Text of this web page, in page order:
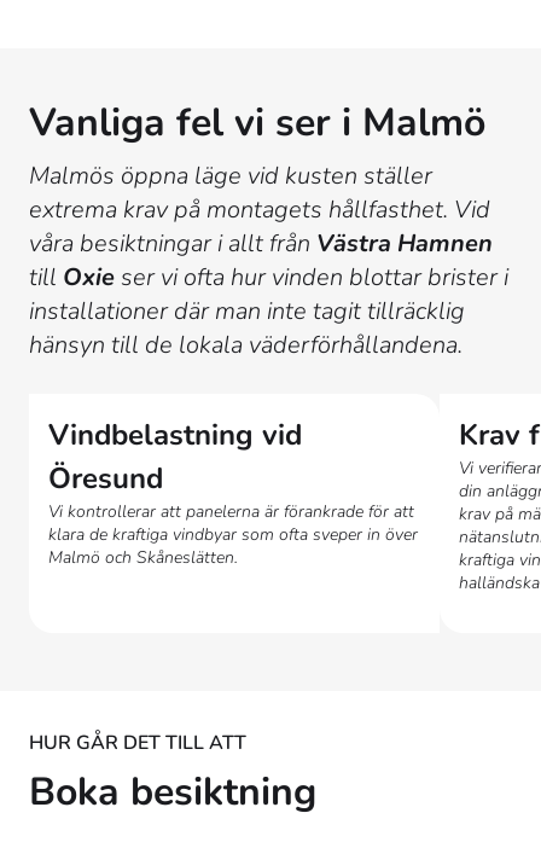
Vanliga fel vi ser i Malmö
Malmös öppna läge vid kusten ställer
extrema krav på montagets hållfasthet. Vid
våra besiktningar i allt från Västra Hamnen
till Oxie ser vi ofta hur vinden blottar brister i
installationer där man inte tagit tillräcklig
hänsyn till de lokala väderförhållandena.
Vindbelastning vid
Öresund
Vi kontrollerar att panelerna är förankrade för att
klara de kraftiga vindbyar som ofta sveper in över
Malmö och Skåneslätten.
Krav
Vi
din
krav på
kraftiga
HUR GÅR DET TILL ATT
Boka besiktning